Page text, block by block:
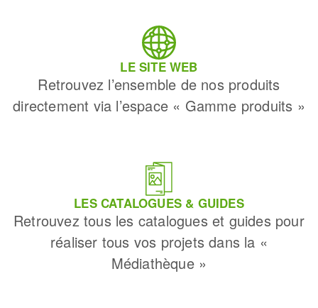
LE SITE WEB
Retrouvez l’ensemble de nos produits
directement via l’espace « Gamme produits »
LES CATALOGUES & GUIDES
Retrouvez tous les catalogues et guides pour
réaliser tous vos projets dans la «
Médiathèque »